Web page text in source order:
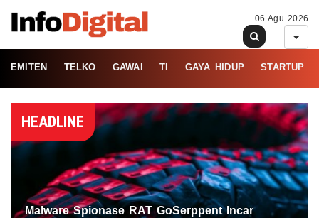
06 Agu 2026
EMITEN TELKO GAWAI TI GAYA HIDUP STARTUP
HEADLINE
Malware Spionase RAT GoSerppent Incar